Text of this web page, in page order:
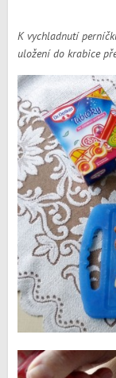
K vychladnutí
uložení do krabice